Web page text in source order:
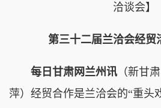
洽谈会】
第三十二届兰洽会经贸
每日甘肃网兰州讯 （新甘
萍）经贸合作是兰洽会的“重头